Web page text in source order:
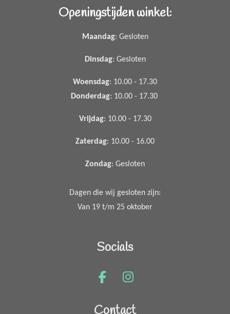
Openingstijden winkel:
Maandag: Gesloten
Dinsdag: Gesloten
Woensdag: 10.00 - 17.30
Donderdag: 10.00 - 17.30
Vrijdag: 10.00 - 17.30
Zaterdag: 10.00 - 16.00
Zondag: Gesloten
Dagen die wij gesloten zijn:
Van 19 t/m 25 oktober
Socials
F
c
I
s